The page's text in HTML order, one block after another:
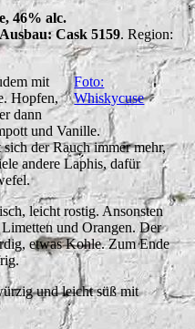
46% alc.
Cask 5159. Region:
Foto:
Whiskycuse
mit
Hopfen,
dann
und Vanille.
der Rauch immer mehr,
andere Laphis, dafür
leicht rostig. Ansonsten
und Orangen. Der
etwas Kohle. Zum Ende
und leicht süß mit